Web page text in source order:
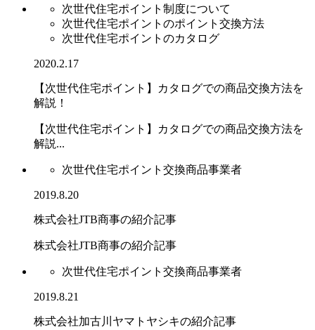
次世代住宅ポイント制度について
次世代住宅ポイントのポイント交換方法
次世代住宅ポイントのカタログ
2020.2.17
【次世代住宅ポイント】カタログでの商品交換方法を
解説！
【次世代住宅ポイント】カタログでの商品交換方法を
解説...
次世代住宅ポイント交換商品事業者
2019.8.20
株式会社JTB商事の紹介記事
株式会社JTB商事の紹介記事
次世代住宅ポイント交換商品事業者
2019.8.21
株式会社加古川ヤマトヤシキの紹介記事